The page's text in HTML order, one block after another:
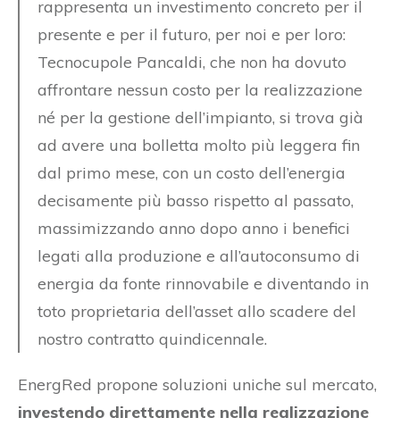
rappresenta un investimento concreto per il
presente e per il futuro, per noi e per loro:
Tecnocupole Pancaldi, che non ha dovuto
affrontare nessun costo per la realizzazione
né per la gestione dell’impianto, si trova già
ad avere una bolletta molto più leggera fin
dal primo mese, con un costo dell’energia
decisamente più basso rispetto al passato,
massimizzando anno dopo anno i benefici
legati alla produzione e all’autoconsumo di
energia da fonte rinnovabile e diventando in
toto proprietaria dell’asset allo scadere del
nostro contratto quindicennale.
EnergRed propone soluzioni uniche sul mercato,
investendo direttamente nella realizzazione